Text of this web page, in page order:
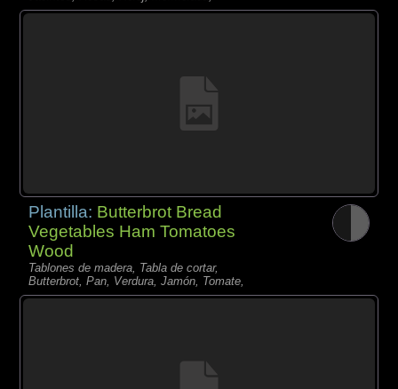
Plantilla: Butterbrot Bread
Vegetables Ham Tomatoes
Wood
Tablones de madera, Tabla de cortar,
Butterbrot, Pan, Verdura, Jamón, Tomate,